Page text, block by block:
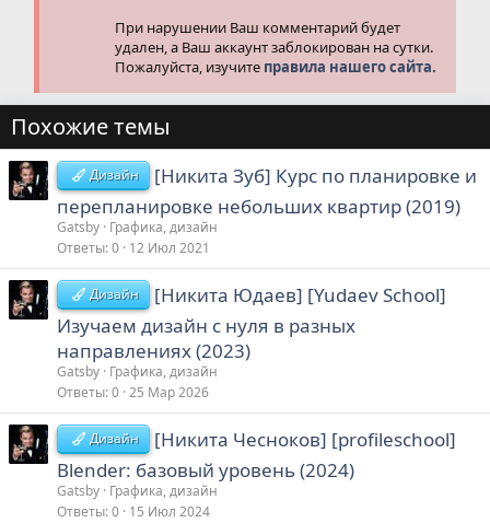
При нарушении Ваш комментарий будет
удален, а Ваш аккаунт заблокирован на сутки.
Пожалуйста, изучите правила нашего сайта.
Похожие темы
Дизайн
[Никита Зуб] Курс по планировке и
перепланировке небольших квартир (2019)
Gatsby Графика, дизайн
Ответы 0 12 Июл 2021
Дизайн
[Никита Юдаев] [Yudaev School]
Изучаем дизайн с нуля в разных
направлениях (2023)
Gatsby Графика, дизайн
Ответы 0 25 Мар 2026
Дизайн
[Никита Чесноков] [profileschool]
Blender: базовый уровень (2024)
Gatsby Графика, дизайн
Ответы 0 15 Июл 2024